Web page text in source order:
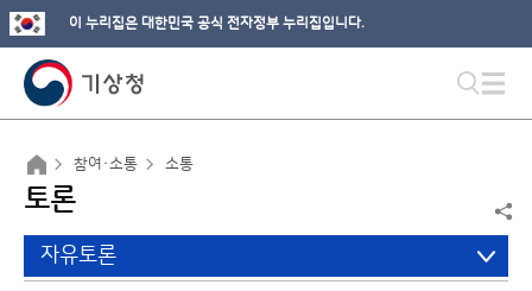
이 누리집은 대한민국 공식 전자정부 누리집입니다.
참여·소통 소통
토론
자유토론